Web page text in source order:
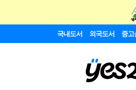
국내도서 외국도서 중고